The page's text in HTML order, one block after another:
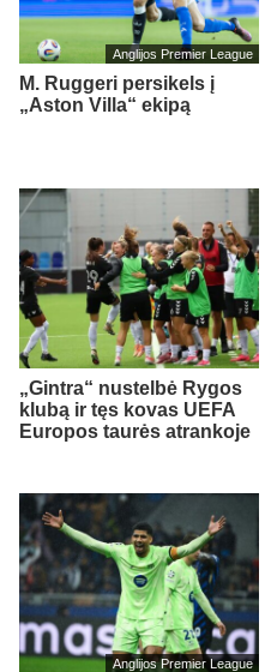
Anglijos Premier League
M. Ruggeri persikels į
„Aston Villa“ ekipą
„Gintra“ nustelbė Rygos
klubą ir tęs kovas UEFA
Europos taurės atrankoje
Anglijos Premier League